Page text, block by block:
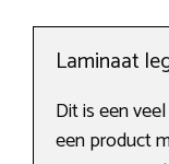
Laminaat
Dit is een
een product